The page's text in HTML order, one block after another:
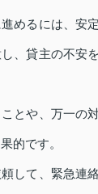
めるには、安
、貸主の不安
とや、万一の
的です。
して、緊急連